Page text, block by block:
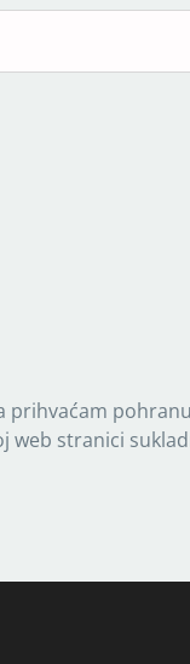
prihvaćam
web stranici